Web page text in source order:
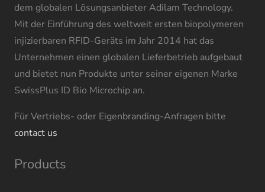
dem globalen Lösungsanbieter Adilam Technology.
Mit der Einführung des weltweit ersten biopolymeren
injizierbaren RFID-Geräts im Jahr 2014 hat das
Unternehmen einen globalen Lieferbetrieb aufgebaut
und bietet nun Produkte unter seiner eigenen Marke
SwissPlus ID Bio Microchip an.
Für Vertriebs- oder Eigenbranding-Anfragen bitte
contact us
Products